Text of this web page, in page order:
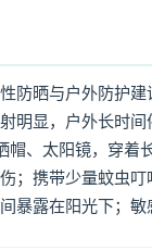
防晒与户外防护建
明显，户外长时
、太阳镜，穿
；携带少量蚊虫
暴露在阳光下；敏